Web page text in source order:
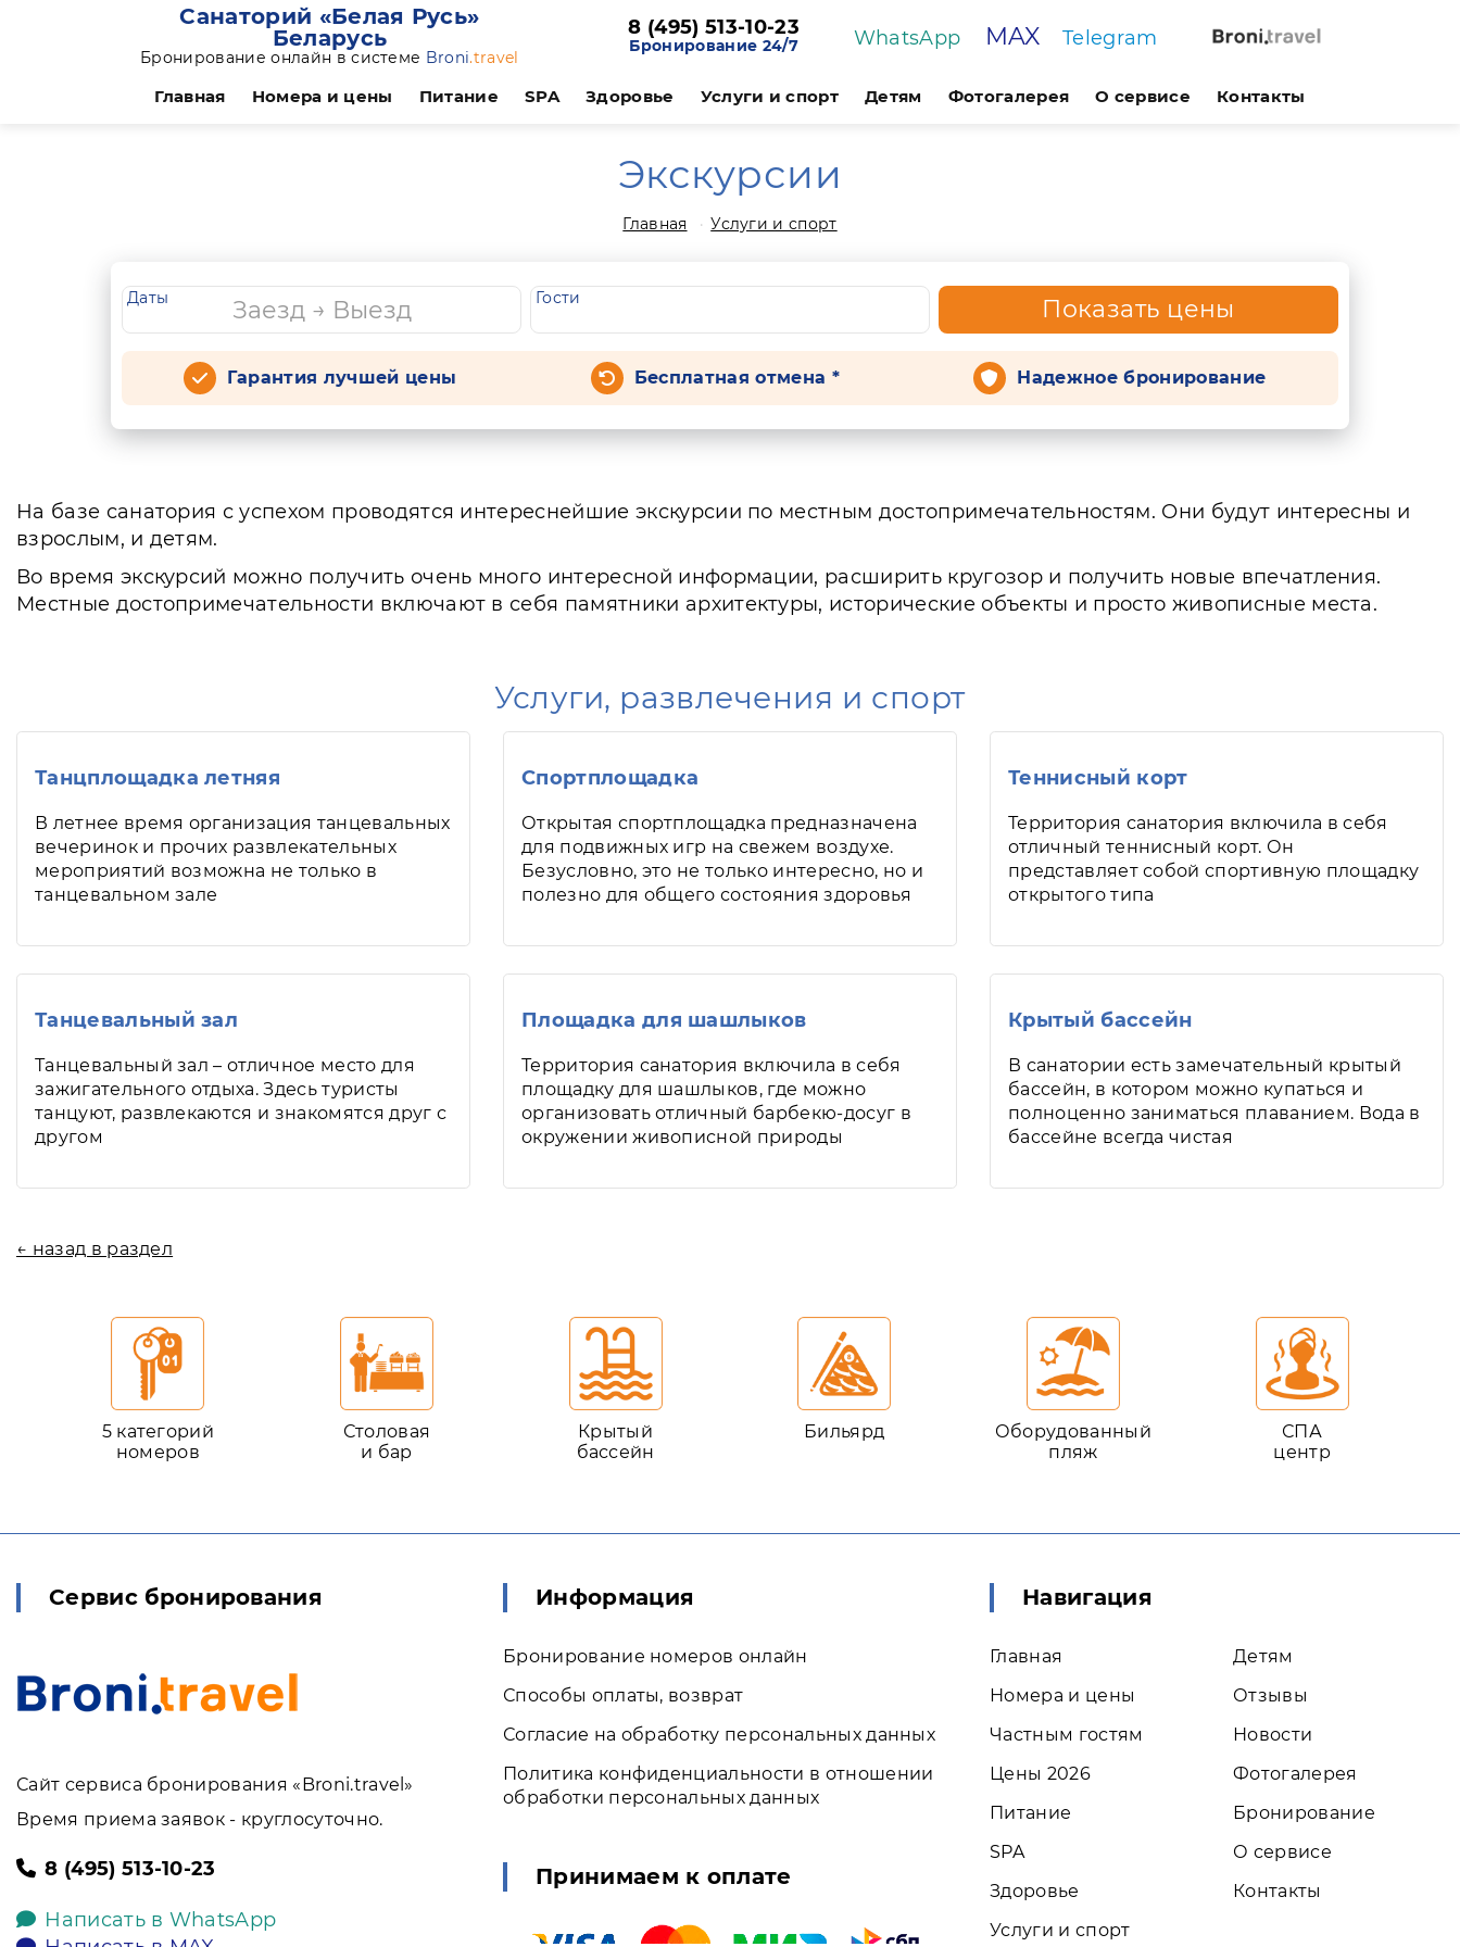
Санаторий «Белая Русь»
Беларусь
Бронирование онлайн в системе Broni.travel
8 (495) 513-10-23
Бронирование 24/7 WhatsApp MAX Telegram
Главная Номера и цены Питание SPA Здоровье Услуги и спорт Детям Фотогалерея О сервисе Контакты
Экскурсии
Главная Услуги и спорт
Даты Гости Показать цены
Гарантия лучшей цены Бесплатная отмена * Надежное бронирование
На базе санатория с успехом проводятся интереснейшие экскурсии по местным достопримечательностям. Они будут интересны и
взрослым, и детям.
Во время экскурсий можно получить очень много интересной информации, расширить кругозор и получить новые впечатления.
Местные достопримечательности включают в себя памятники архитектуры, исторические объекты и просто живописные места.
Услуги, развлечения и спорт
Танцплощадка летняя
В летнее время организация танцевальных
вечеринок и прочих развлекательных
мероприятий возможна не только в
танцевальном зале
Спортплощадка
Открытая спортплощадка предназначена
для подвижных игр на свежем воздухе.
Безусловно, это не только интересно, но и
полезно для общего состояния здоровья
Теннисный корт
Территория санатория включила в себя
отличный теннисный корт. Он
представляет собой спортивную площадку
открытого типа
Танцевальный зал
Танцевальный зал – отличное место для
зажигательного отдыха. Здесь туристы
танцуют, развлекаются и знакомятся друг с
другом
Площадка для шашлыков
Территория санатория включила в себя
площадку для шашлыков, где можно
организовать отличный барбекю-досуг в
окружении живописной природы
Крытый бассейн
В санатории есть замечательный крытый
бассейн, в котором можно купаться и
полноценно заниматься плаванием. Вода в
бассейне всегда чистая
← назад в раздел
5 категорий
номеров
Столовая
и бар
Крытый
бассейн
Бильярд
Оборудованный
пляж
СПА
центр
Сервис бронирования
Сайт сервиса бронирования «Broni.travel»
Время приема заявок - круглосуточно.
8 (495) 513-10-23
Написать в WhatsApp
Информация
Бронирование номеров онлайн
Способы оплаты, возврат
Согласие на обработку персональных данных
Политика конфиденциальности в отношении
обработки персональных данных
Принимаем к оплате
Навигация
Главная
Номера и цены
Частным гостям
Цены 2026
Питание
SPA
Здоровье
Услуги и спорт
Детям
Отзывы
Новости
Фотогалерея
Бронирование
О сервисе
Контакты